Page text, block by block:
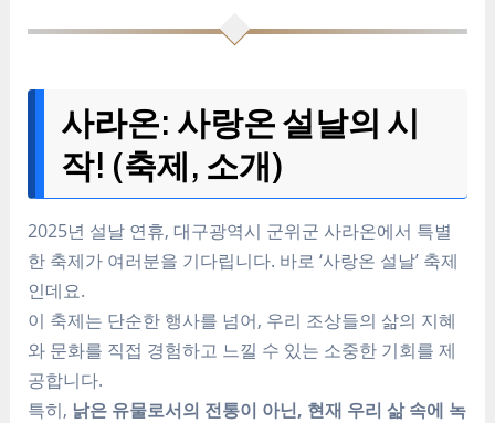
사라온: 사랑온 설날의 시
작! (축제, 소개)
2025년 설날 연휴, 대구광역시 군위군 사라온에서 특별
한 축제가 여러분을 기다립니다. 바로 ‘사랑온 설날’ 축제
인데요.
이 축제는 단순한 행사를 넘어, 우리 조상들의 삶의 지혜
와 문화를 직접 경험하고 느낄 수 있는 소중한 기회를 제
공합니다.
특히, 낡은 유물로서의 전통이 아닌, 현재 우리 삶 속에 녹